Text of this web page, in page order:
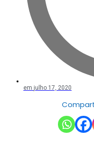
em julho 17, 2020